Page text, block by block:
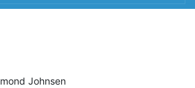
Johnsen